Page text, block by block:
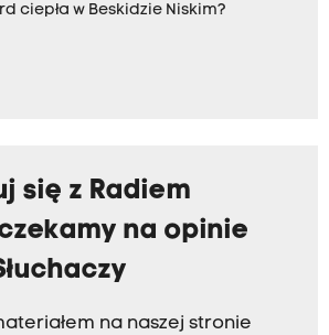
ciepła w Beskidzie Niskim?
się z Radiem
na opinie
na naszej stronie